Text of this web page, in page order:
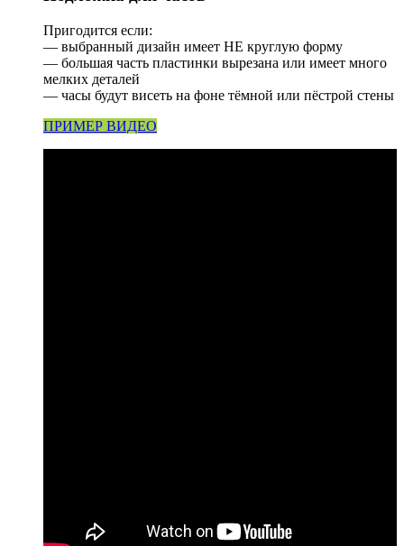
Пригодится если:
— выбранный дизайн имеет НЕ круглую форму
— большая часть пластинки вырезана или имеет много
мелких деталей
— часы будут висеть на фоне тёмной или пёстрой стены
ПРИМЕР ВИДЕО